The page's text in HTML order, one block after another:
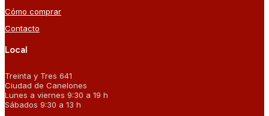
Cómo comprar
Contacto
Local
Treinta y Tres 641
Ciudad de Canelones
Lunes a viernes 9:30 a 19 h
Sábados 9:30 a 13 h